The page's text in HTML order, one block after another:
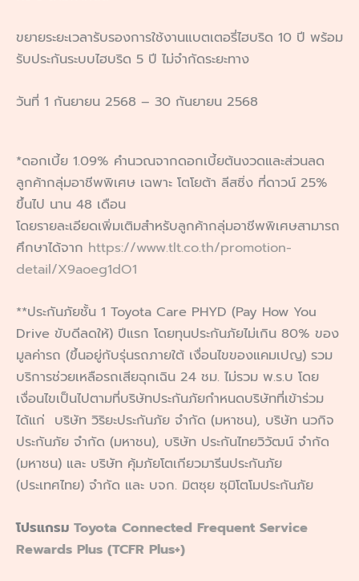
ขยายระยะเวลารับรองการใช้งานแบตเตอรี่ไฮบริด 10 ปี พร้อม
รับประกันระบบไฮบริด 5 ปี ไม่จำกัดระยะทาง
วันที่ 1 กันยายน 2568 – 30 กันยายน 2568
*ดอกเบี้ย 1.09% คำนวณจากดอกเบี้ยต้นงวดและส่วนลด
ลูกค้ากลุ่มอาชีพพิเศษ เฉพาะ โตโยต้า ลีสซิ่ง ที่ดาวน์ 25%
ขึ้นไป นาน 48 เดือน
โดยรายละเอียดเพิ่มเติมสำหรับลูกค้ากลุ่มอาชีพพิเศษสามารถ
ศึกษาได้จาก https://www.tlt.co.th/promotion-
detail/X9aoeg1dO1
**ประกันภัยชั้น 1 Toyota Care PHYD (Pay How You
Drive ขับดีลดให้) ปีแรก โดยทุนประกันภัยไม่เกิน 80% ของ
มูลค่ารถ (ขึ้นอยู่กับรุ่นรถภายใต้ เงื่อนไขของแคมเปญ) รวม
บริการช่วยเหลือรถเสียฉุกเฉิน 24 ชม. ไม่รวม พ.ร.บ โดย
เงื่อนไขเป็นไปตามที่บริษัทประกันภัยกำหนดบริษัทที่เข้าร่วม
ได้แก่ บริษัท วิริยะประกันภัย จำกัด (มหาชน), บริษัท นวกิจ
ประกันภัย จำกัด (มหาชน), บริษัท ประกันไทยวิวัฒน์ จำกัด
(มหาชน) และ บริษัท คุ้มภัยโตเกียวมารีนประกันภัย
(ประเทศไทย) จำกัด และ บจก. มิตซุย ซุมิโตโมประกันภัย
โปรแกรม Toyota Connected Frequent Service
Rewards Plus (TCFR Plus+)